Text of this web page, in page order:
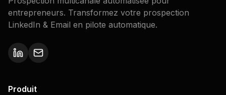
entrepreneurs. Transformez votre prospection
LinkedIn & Email en pilote automatique.
Produit